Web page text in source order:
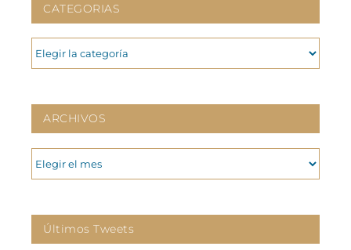
CATEGORIAS
CATEGORIAS
ARCHIVOS
ARCHIVOS
Últimos Tweets